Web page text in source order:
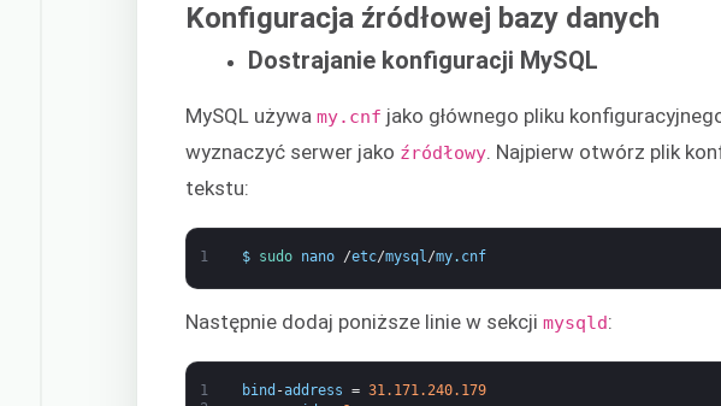
Konfiguracja źródłowej bazy danych
Dostrajanie konfiguracji MySQL
MySQL używamy.cnf jako głównego pliku
wyznaczyć serwer jako źródłowy . Najpierw otwórz plik
tekstu:
1 $ sudo nano /etc/mysql/my. cnf
Następnie dodaj poniższe linie w sekcjimysqld:
1
bind -address = 31.171.240.179